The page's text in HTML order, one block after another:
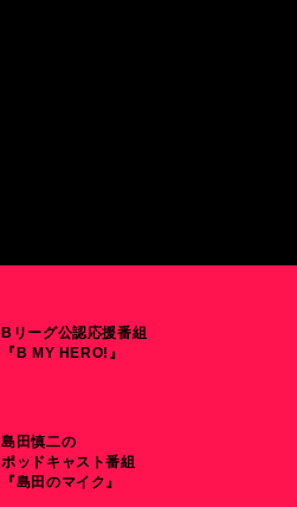
Bリーグ公認応援番組
『B MY HERO!』
島田慎二の
ポッドキャスト番組
『島田のマイク』